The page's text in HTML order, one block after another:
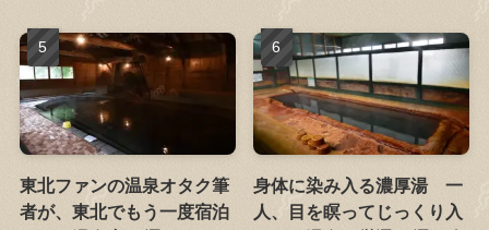
東北ファンの温泉オタク筆
者が、東北でもう一度宿泊
身体に染み入る濃厚湯 一
人、目を瞑ってじっくり入